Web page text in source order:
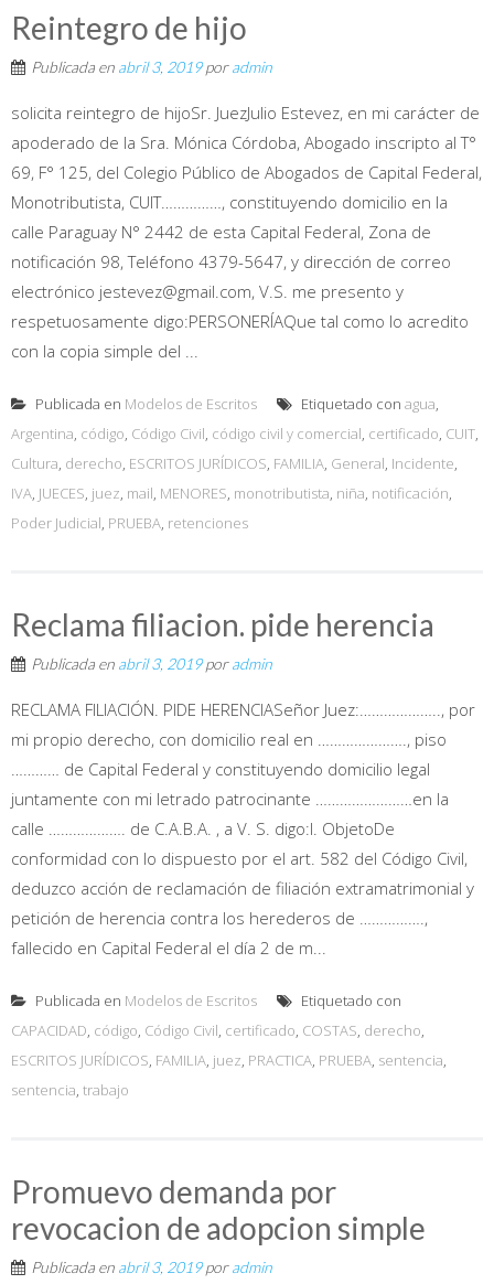
Reintegro de hijo
Publicada en abril 3, 2019poradmin
solicita reintegro de hijoSr. JuezJulio Estevez, en mi carácter de
apoderado de la Sra. Mónica Córdoba, Abogado inscripto al T°
69, F° 125, del Colegio Público de Abogados de Capital Federal,
Monotributista, CUIT……………, constituyendo domicilio en la
calle Paraguay N° 2442 de esta Capital Federal, Zona de
notificación 98, Teléfono 4379-5647, y dirección de correo
electrónico jestevez@gmail.com, V.S. me presento y
respetuosamente digo:PERSONERÍAQue tal como lo acredito
con la copia simple del ...
Publicada en Modelos de Escritos Etiquetado con agua,
Argentina, código, Código Civil, código civil y comercial, certificado, CUIT,
Cultura, derecho, ESCRITOS JURÍDICOS, FAMILIA, General, Incidente,
IVA, JUECES, juez, mail, MENORES, monotributista, niña, notificación,
Poder Judicial, PRUEBA, retenciones
Reclama filiacion. pide herencia
Publicada en abril 3, 2019poradmin
RECLAMA FILIACIÓN. PIDE HERENCIASeñor Juez:……………….., por
mi propio derecho, con domicilio real en …………………., piso
………… de Capital Federal y constituyendo domicilio legal
juntamente con mi letrado patrocinante ……………………en la
calle ………………. de C.A.B.A. , a V. S. digo:I. ObjetoDe
conformidad con lo dispuesto por el art. 582 del Código Civil,
deduzco acción de reclamación de filiación extramatrimonial y
petición de herencia contra los herederos de …………….,
fallecido en Capital Federal el día 2 de m...
Publicada en Modelos de Escritos
Etiquetado con
CAPACIDAD, código, Código Civil, certificado, COSTAS, derecho,
ESCRITOS JURÍDICOS, FAMILIA, juez, PRACTICA, PRUEBA, sentencia,
sentencia, trabajo
Promuevo demanda por
revocacion de adopcion simple
Publicada en abril 3, 2019poradmin